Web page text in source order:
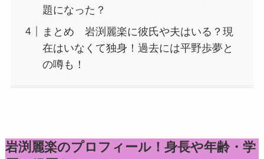
題になった？
まとめ 岩渕麗楽に彼氏や夫はいる？現
在はいなくて独身！過去には平野歩夢と
の噂も！
岩渕麗楽のプロフィール！身長や年齢・学